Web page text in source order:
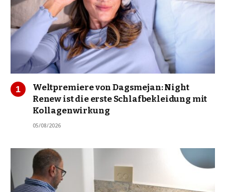
Weltpremiere von Dagsmejan: Night
Renew ist die erste Schlafbekleidung mit
Kollagenwirkung
05/08/2026